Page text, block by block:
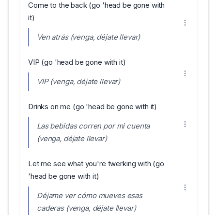
Come to the back (go 'head be gone with
it)
Ven atrás (venga, déjate llevar)
VIP (go 'head be gone with it)
VIP (venga, déjate llevar)
Drinks on me (go 'head be gone with it)
Las bebidas corren por mi cuenta
(venga, déjate llevar)
Let me see what you're twerking with (go
'head be gone with it)
Déjame ver cómo mueves esas
caderas (venga, déjate llevar)